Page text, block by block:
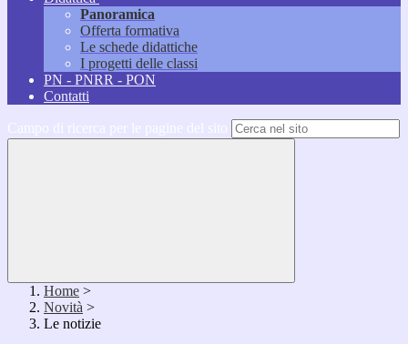
Panoramica
Offerta formativa
Le schede didattiche
I progetti delle classi
PN - PNRR - PON
Contatti
Home >
Novità >
Le notizie